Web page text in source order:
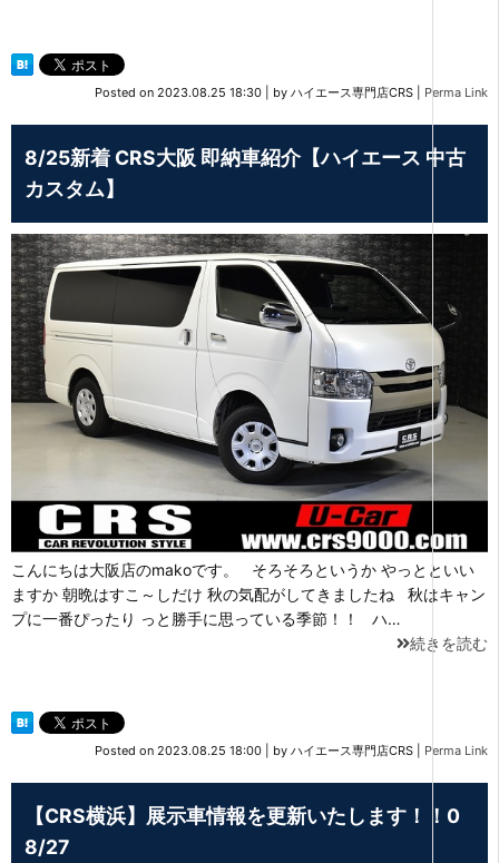
Posted on 2023.08.25 18:30 by ハイエース専門店CRS Perma Link
8/25新着 CRS大阪 即納車紹介【ハイエース 中古
カスタム】
こんにちは大阪店のmakoです。 そろそろというか やっとといい
ますか 朝晩はすこ～しだけ 秋の気配がしてきましたね 秋はキャン
プに一番ぴったり っと勝手に思っている季節！！ ハ…
続きを読む
Posted on 2023.08.25 18:00 by ハイエース専門店CRS Perma Link
【CRS横浜】展示車情報を更新いたします！！0
8/27